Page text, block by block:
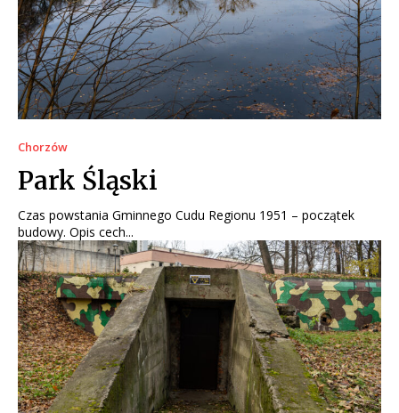
Chorzów
Park Śląski
Czas powstania Gminnego Cudu Regionu 1951 – początek
budowy. Opis cech...